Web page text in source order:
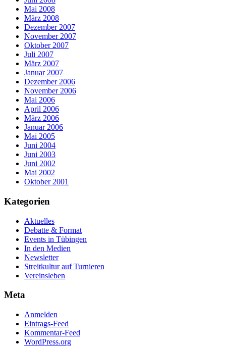
Mai 2008
März 2008
Dezember 2007
November 2007
Oktober 2007
Juli 2007
März 2007
Januar 2007
Dezember 2006
November 2006
Mai 2006
April 2006
März 2006
Januar 2006
Mai 2005
Juni 2004
Juni 2003
Juni 2002
Mai 2002
Oktober 2001
Kategorien
Aktuelles
Debatte & Format
Events in Tübingen
In den Medien
Newsletter
Streitkultur auf Turnieren
Vereinsleben
Meta
Anmelden
Eintrags-Feed
Kommentar-Feed
WordPress.org